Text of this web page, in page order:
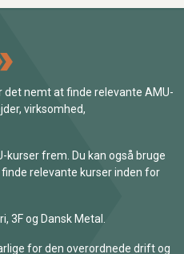
det nemt at finde relevante AMU-
virksomhed,
kurser frem. Du kan også bruge
relevante kurser inden for
3F og Dansk Metal.
for den overordnede drift og